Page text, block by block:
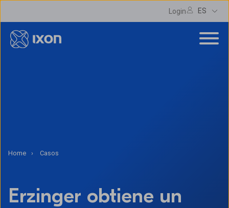
Login ES
Home Casos
Erzinger obtiene un